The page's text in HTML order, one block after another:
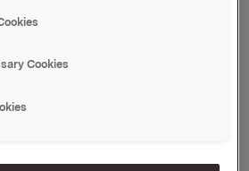
Care, som også har sterke
sterke merkevarer
og har en veldrevet
Cookies